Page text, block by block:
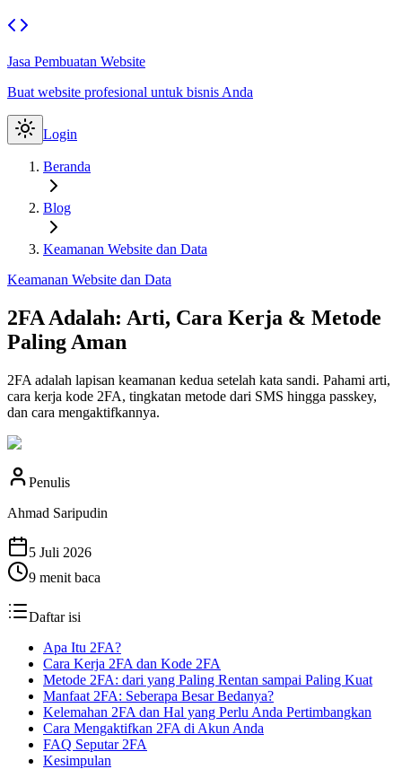
Jasa Pembuatan Website
Buat website profesional untuk bisnis Anda
Login
Beranda
Blog
Keamanan Website dan Data
Keamanan Website dan Data
2FA Adalah: Arti, Cara Kerja & Metode
Paling Aman
2FA adalah lapisan keamanan kedua setelah kata sandi. Pahami arti,
cara kerja kode 2FA, tingkatan metode dari SMS hingga passkey,
dan cara mengaktifkannya.
Penulis
Ahmad Saripudin
5 Juli 2026
9 menit baca
Daftar isi
Apa Itu 2FA?
Cara Kerja 2FA dan Kode 2FA
Metode 2FA: dari yang Paling Rentan sampai Paling Kuat
Manfaat 2FA: Seberapa Besar Bedanya?
Kelemahan 2FA dan Hal yang Perlu Anda Pertimbangkan
Cara Mengaktifkan 2FA di Akun Anda
FAQ Seputar 2FA
Kesimpulan